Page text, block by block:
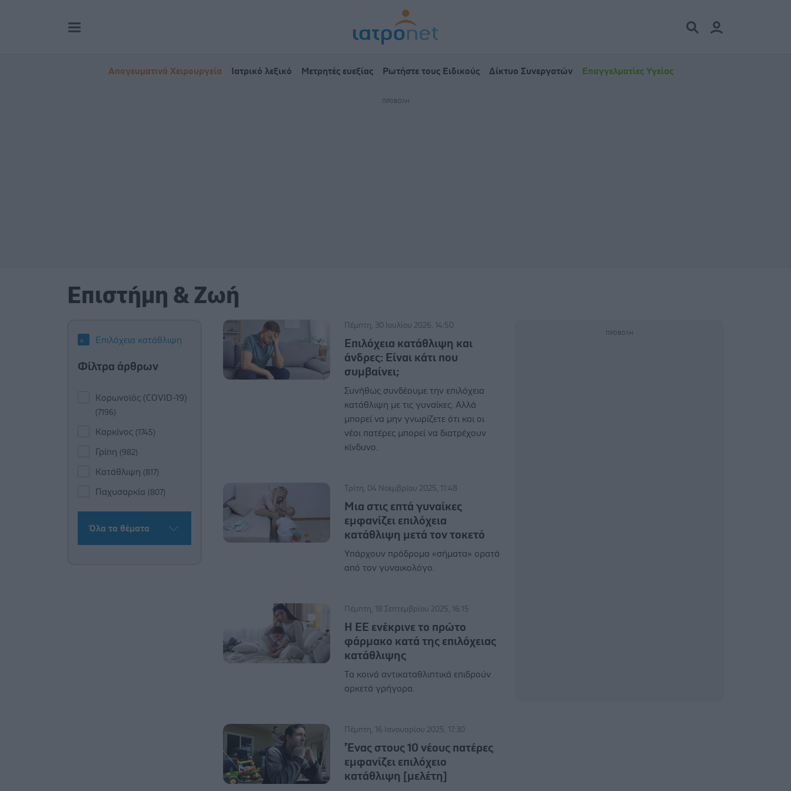
Απογευματινά Χειρουργεία Ιατρικό λεξικό Μετρητές ευεξίας Ρωτήστε τους Ειδικούς Δίκτυο Συνεργατών Επαγγελματίες Υγείας
Επιστήμη & Ζωή
Επιλόχεια κατάθλιψη
Φίλτρα άρθρων
Κορωνοϊός (COVID-19)
(7196)
Καρκίνος (1745)
Γρίπη (982)
Κατάθλιψη (817)
Παχυσαρκία (807)
Όλα τα θέματα
Πέμπτη, 30 Ιουλίου 2026, 14:50
Επιλόχεια κατάθλιψη και
άνδρες: Είναι κάτι που
συμβαίνει;
Συνήθως συνδέουμε την επιλόχεια
κατάθλιψη με τις γυναίκες. Αλλά
μπορεί να μην γνωρίζετε ότι και οι
νέοι πατέρες μπορεί να διατρέχουν
κίνδυνο.
Τρίτη, 04 Νοεμβρίου 2025, 11:48
Μια στις επτά γυναίκες
εμφανίζει επιλόχεια
κατάθλιψη μετά τον τοκετό
Υπάρχουν πρόδρομα «σήματα» ορατά
από τον γυναικολόγο.
Πέμπτη, 18 Σεπτεμβρίου 2025, 16:15
Η ΕΕ ενέκρινε το πρώτο
φάρμακο κατά της επιλόχειας
κατάθλιψης
Τα κοινά αντικαταθλιπτικά επιδρούν
αρκετά γρήγορα.
Πέμπτη, 16 Ιανουαρίου 2025, 17:30
'Ένας στους 10 νέους πατέρες
εμφανίζει επιλόχειο
κατάθλιψη [μελέτη]